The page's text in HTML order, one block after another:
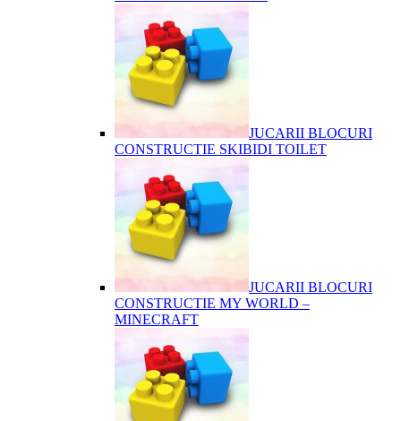
JUCARII BLOCURI
CONSTRUCTIE SKIBIDI TOILET
JUCARII BLOCURI
CONSTRUCTIE MY WORLD –
MINECRAFT